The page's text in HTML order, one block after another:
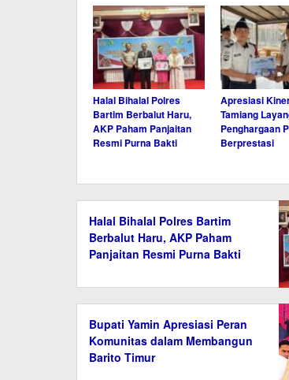
Halal Bihalal Polres
Bartim Berbalut Haru,
AKP Paham Panjaitan
Resmi Purna Bakti
Apresiasi
Tamiang
Penghargaan
Berprestasi
Halal Bihalal Polres Bartim
Berbalut Haru, AKP Paham
Panjaitan Resmi Purna Bakti
Bupati Yamin Apresiasi Peran
Komunitas dalam Membangun
Barito Timur